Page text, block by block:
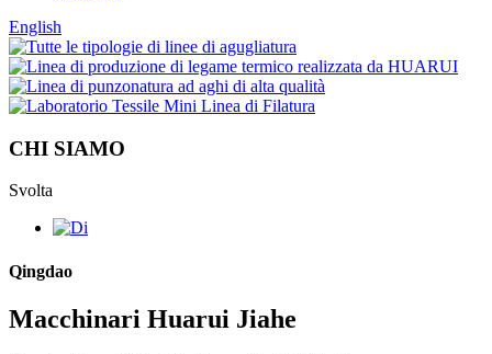
English
CHI SIAMO
Svolta
Qingdao
Macchinari Huarui Jiahe